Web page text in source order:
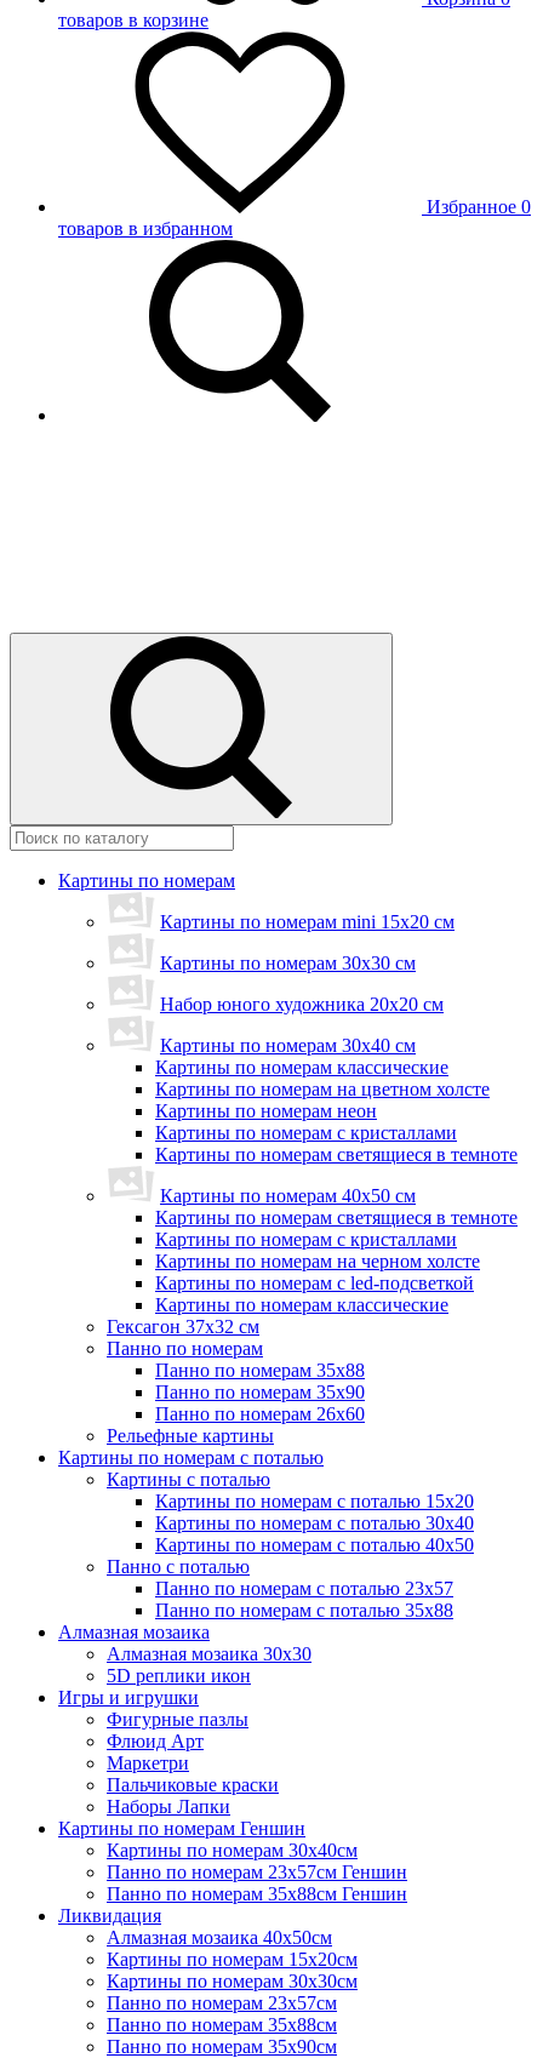
товаров в корзине
Избранное 0
товаров в избранном
Картины по номерам
Картины по номерам mini 15х20 см
Картины по номерам 30x30 см
Набор юного художника 20х20 см
Картины по номерам 30х40 см
Картины по номерам классические
Картины по номерам на цветном холсте
Картины по номерам неон
Картины по номерам с кристаллами
Картины по номерам светящиеся в темноте
Картины по номерам 40х50 см
Картины по номерам светящиеся в темноте
Картины по номерам с кристаллами
Картины по номерам на черном холсте
Картины по номерам с led-подсветкой
Картины по номерам классические
Гексагон 37х32 см
Панно по номерам
Панно по номерам 35х88
Панно по номерам 35х90
Панно по номерам 26х60
Рельефные картины
Картины по номерам с поталью
Картины с поталью
Картины по номерам с поталью 15х20
Картины по номерам с поталью 30х40
Картины по номерам с поталью 40х50
Панно с поталью
Панно по номерам с поталью 23х57
Панно по номерам с поталью 35х88
Алмазная мозаика
Алмазная мозаика 30х30
5D реплики икон
Игры и игрушки
Фигурные пазлы
Флюид Арт
Маркетри
Пальчиковые краски
Наборы Лапки
Картины по номерам Геншин
Картины по номерам 30х40см
Панно по номерам 23х57см Геншин
Панно по номерам 35х88см Геншин
Ликвидация
Алмазная мозаика 40х50см
Картины по номерам 15х20см
Картины по номерам 30х30см
Панно по номерам 23х57см
Панно по номерам 35х88см
Панно по номерам 35х90см